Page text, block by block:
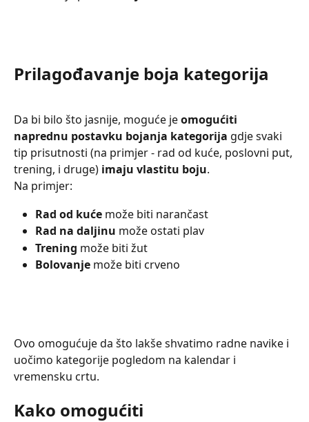
Prilagođavanje boja kategorija
Da bi bilo što jasnije, moguće je omogućiti
naprednu postavku bojanja kategorija gdje svaki
tip prisutnosti (na primjer - rad od kuće, poslovni put,
trening, i druge) imaju vlastitu boju.
Na primjer:
Rad od kuće može biti narančast
Rad na daljinu može ostati plav
Trening može biti žut
Bolovanje može biti crveno
Ovo omogućuje da što lakše shvatimo radne navike i
uočimo kategorije pogledom na kalendar i
vremensku crtu.
Kako omogućiti